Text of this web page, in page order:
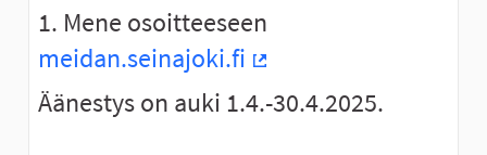
1. Mene osoitteeseen
meidan.seinajoki.fi
Äänestys on auki 1.4.-30.4.2025.